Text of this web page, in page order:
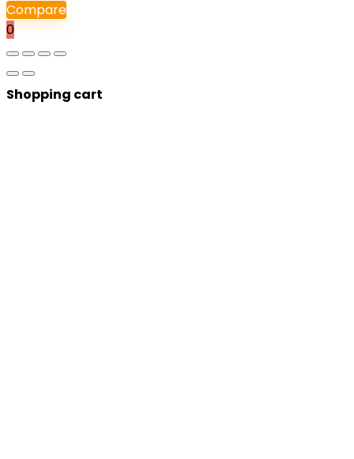
Compare
0
Shopping cart